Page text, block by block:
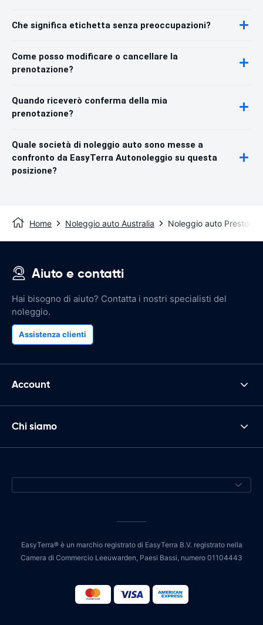
Che significa etichetta senza preoccupazioni?
Come posso modificare o cancellare la
prenotazione?
Quando riceverò conferma della mia
prenotazione?
Quale società di noleggio auto sono messe a
confronto da EasyTerra Autonoleggio su questa
posizione?
Home Noleggio auto Australia Noleggio auto Preston
Aiuto e contatti
Hai bisogno di aiuto? Contatta i nostri specialisti del
noleggio.
Assistenza clienti
Account
Chi siamo
EasyTerra® è un marchio registrato di EasyTerra B.V. registrato nella
Camera di Commercio Leeuwarden, Paesi Bassi, numero 01104443